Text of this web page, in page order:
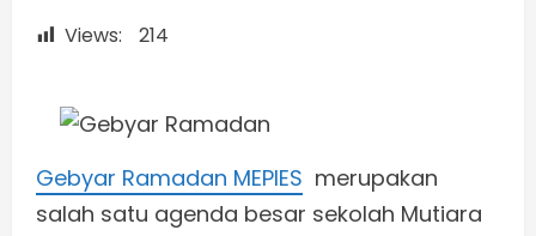
Views: 214
Gebyar Ramadan MEPIES merupakan
salah satu agenda besar sekolah Mutiara